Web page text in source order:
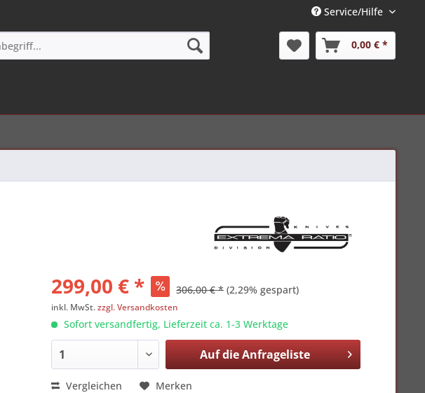
Service/Hilfe
0,00 € *
299,00 € * 306,00 € * (2,29% gespart)
inkl. MwSt.zzgl. Versandkosten
Sofort versandfertig, Lieferzeit ca. 1-3 Werktage
Auf dieAnfrageliste
Vergleichen Merken